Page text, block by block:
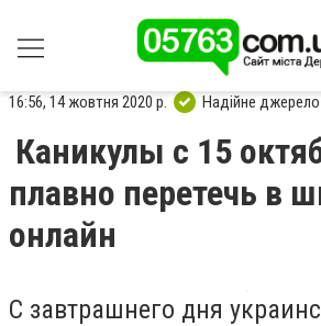
16:56, 14 жовтня 2020 р. Надійне джерело
Каникулы с 15
плавно перетечь в
онлайн
С завтрашнего дня